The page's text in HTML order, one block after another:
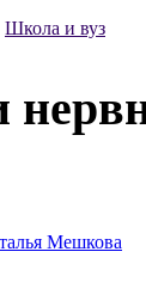
Школа и вуз
Мешкова